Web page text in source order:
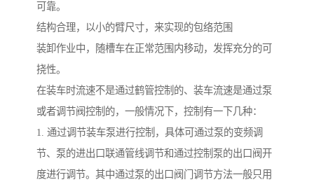
可靠。
结构合理，以小的臂尺寸，来实现的包络范围
装卸作业中，随槽车在正常范围内移动，发挥充分的可
挠性。
在装车时流速不是通过鹤管控制的、装车流速是通过泵
或者调节阀控制的，一般情况下，控制有一下几种：
1. 通过调节装车泵进行控制，具体可通过泵的变频调
节、泵的进出口联通管线调节和通过控制泵的出口阀开
度进行调节。其中通过泵的出口阀门调节方法一般只用